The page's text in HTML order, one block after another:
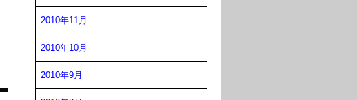
2010年11月
2010年10月
2010年9月